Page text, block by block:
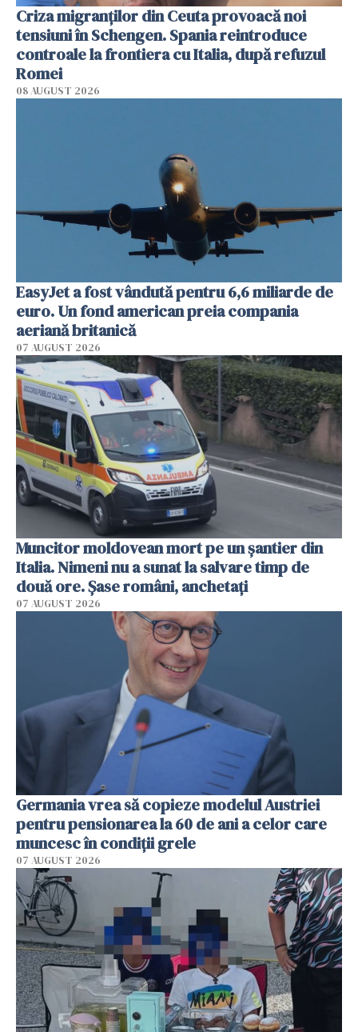
Criza migranților din Ceuta provoacă noi
tensiuni în Schengen. Spania reintroduce
controale la frontiera cu Italia, după refuzul
Romei
08 AUGUST 2026
EasyJet a fost vândută pentru 6,6 miliarde de
euro. Un fond american preia compania
aeriană britanică
07 AUGUST 2026
Muncitor moldovean mort pe un șantier din
Italia. Nimeni nu a sunat la salvare timp de
două ore. Șase români, anchetați
07 AUGUST 2026
Germania vrea să copieze modelul Austriei
pentru pensionarea la 60 de ani a celor care
muncesc în condiții grele
07 AUGUST 2026